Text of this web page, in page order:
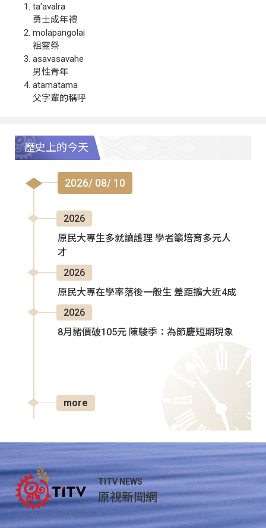
ta‘avalra
勇士成年禮
molapangolai
祖靈祭
asavasavahe
男性青年
atamatama
父字輩的稱呼
歷史上的今天
2026/ 08/ 10
2026
原民大專生多就讀護理 學者籲培育多元人
才
2026
原民大專在學率落後一般生 差距擴大近4成
2026
8月豬價破105元 陳駿季：為節慶短期現象
more
TITV NEWS
原視新聞網